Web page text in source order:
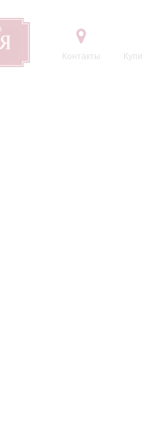
Контакты